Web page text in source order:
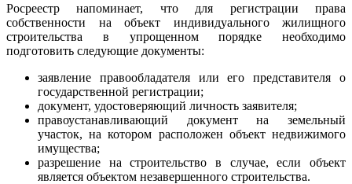
Росреестр напоминает, что для регистрации права
собственности на объект индивидуального жилищного
строительства в упрощенном порядке необходимо
подготовить следующие документы:
заявление правообладателя или его представителя о
государственной регистрации;
документ, удостоверяющий личность заявителя;
правоустанавливающий документ на земельный
участок, на котором расположен объект недвижимого
имущества;
разрешение на строительство в случае, если объект
является объектом незавершенного строительства.